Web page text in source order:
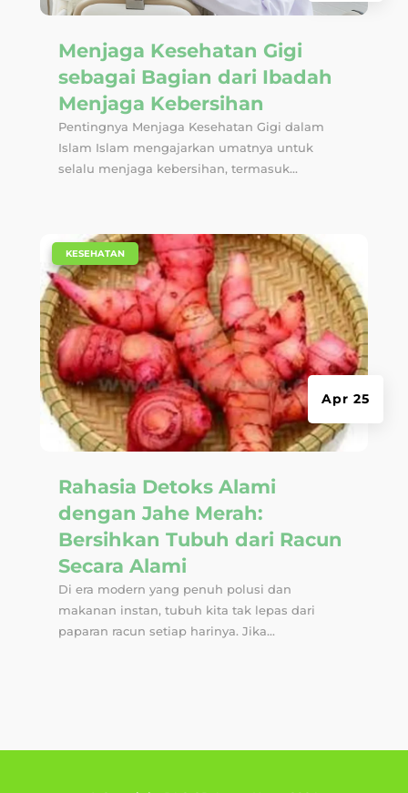
Menjaga Kesehatan Gigi
sebagai Bagian dari Ibadah
Menjaga Kebersihan
Pentingnya Menjaga Kesehatan Gigi dalam
Islam Islam mengajarkan umatnya untuk
selalu menjaga kebersihan, termasuk...
Rahasia Detoks Alami
dengan Jahe Merah:
Bersihkan Tubuh dari Racun
Secara Alami
Apr 25
KESEHATAN
Di era modern yang penuh polusi dan
makanan instan, tubuh kita tak lepas dari
paparan racun setiap harinya. Jika...